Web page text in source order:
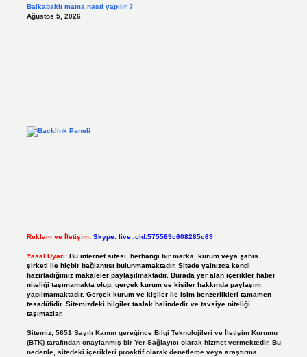
Balkabaklı mama nasıl yapılır ?
Ağustos 5, 2026
Reklam ve İletişim: Skype: live:.cid.575569c608265c69
Yasal Uyarı: Bu internet sitesi, herhangi bir marka, kurum veya şahıs
şirketi ile hiçbir bağlantısı bulunmamaktadır. Sitede yalnızca kendi
hazırladığımız makaleler paylaşılmaktadır. Burada yer alan içerikler haber
niteliği taşımamakta olup, gerçek kurum ve kişiler hakkında paylaşım
yapılmamaktadır. Gerçek kurum ve kişiler ile isim benzerlikleri tamamen
tesadüfidir. Sitemizdeki bilgiler taslak halindedir ve tavsiye niteliği
taşımazlar.
Sitemiz, 5651 Sayılı Kanun gereğince Bilgi Teknolojileri ve İletişim Kurumu
(BTK) tarafından onaylanmış bir Yer Sağlayıcı olarak hizmet vermektedir. Bu
nedenle, sitedeki içerikleri proaktif olarak denetleme veya araştırma